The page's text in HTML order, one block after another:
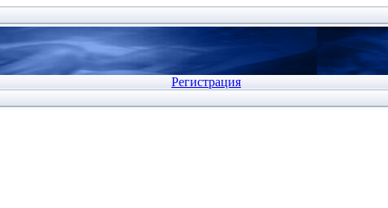
Регистрация